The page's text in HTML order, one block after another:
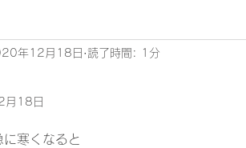
年12月18日 読了時間: 1分
18日
寒くなると